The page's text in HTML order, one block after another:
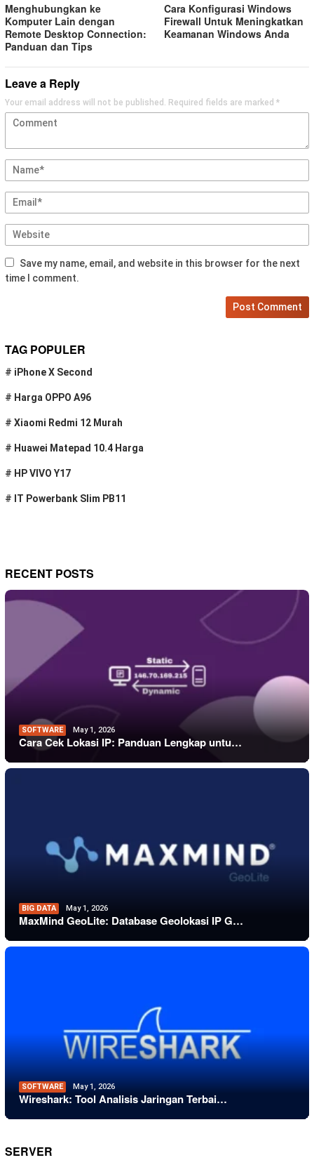
Menghubungkan ke
Komputer Lain dengan
Remote Desktop Connection:
Panduan dan Tips
Cara Konfigurasi Windows
Firewall Untuk Meningkatkan
Keamanan Windows Anda
Leave a Reply
Your email address will not be published. Required fields are marked *
Save my name, email, and website in this browser for the next
time I comment.
TAG POPULER
# iPhone X Second
# Harga OPPO A96
# Xiaomi Redmi 12 Murah
# Huawei Matepad 10.4 Harga
# HP VIVO Y17
# IT Powerbank Slim PB11
RECENT POSTS
SOFTWARE May 1, 2026
Cara Cek Lokasi IP: Panduan Lengkap untu…
BIG DATA May 1, 2026
MaxMind GeoLite: Database Geolokasi IP G…
SOFTWARE May 1, 2026
Wireshark: Tool Analisis Jaringan Terbai…
SERVER